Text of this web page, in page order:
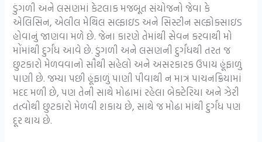
ડુંગળી અને લસણમાં કેટલાક મજબૂત સંયોજનો જેવા કે
એલિસિન, એલીલ મેથિલ સલ્ફાઇડ અને સિસ્ટીન સલ્ફોક્સાઇડ
હોવાનું જાણવા મળે છે. જેના કારણે તેમાંથી સેવન કરવાથી મો
મોંમાંથી દુર્ગંધ આવે છે. ડુંગળી અને લસણની દુર્ગંધથી તરત જ
છુટકારો મેળવવાનો સૌથી સહેલો અને અસરકારક ઉપાય હૂંફાળું
પાણી છે. જમ્યા પછી હૂંફાળું પાણી પીવાથી ન માત્ર પાચનક્રિયામાં
મદદ મળી છે, પણ તેની સાથે મોઢામાં રહેલા બેક્ટેરિયા અને ઝેરી
તત્વોથી છુટકારો મેળવી શકાય છે, સાથે જ મોઢા માંથી દુર્ગંધ પણ
દૂર થાય છે.